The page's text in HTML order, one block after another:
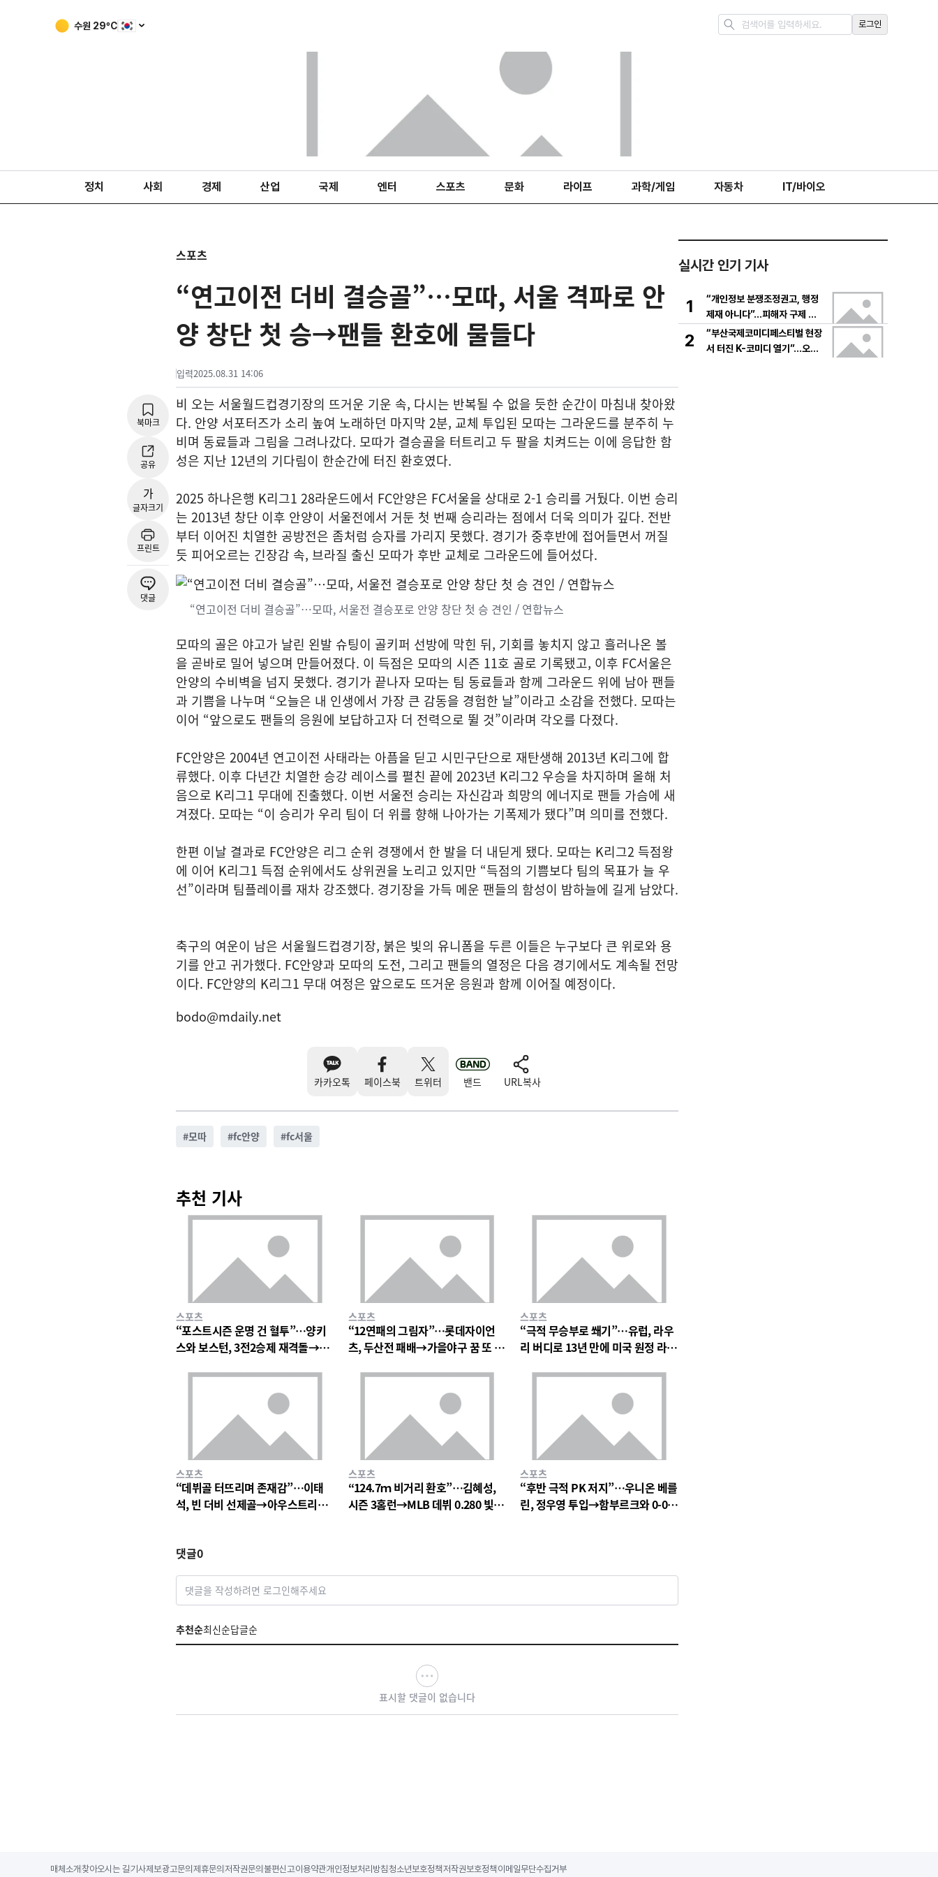
수원 29ºC 로그인
정치 사회 경제 산업 국제 엔터 스포츠 문화 라이프 과학/게임 자동차 IT/바이오
스포츠
“연고이전 더비 결승골”…모따, 서울 격파로 안
양 창단 첫 승→팬들 환호에 물들다
입력2025.08.31 14:06
북마크
공유
가
글자크기
프린트
댓글
비 오는 서울월드컵경기장의 뜨거운 기운 속, 다시는 반복될 수 없을 듯한 순간이 마침내 찾아왔
다. 안양 서포터즈가 소리 높여 노래하던 마지막 2분, 교체 투입된 모따는 그라운드를 분주히 누
비며 동료들과 그림을 그려나갔다. 모따가 결승골을 터트리고 두 팔을 치켜드는 이에 응답한 함
성은 지난 12년의 기다림이 한순간에 터진 환호였다.
2025 하나은행 K리그1 28라운드에서 FC안양은 FC서울을 상대로 2-1 승리를 거뒀다. 이번 승리
는 2013년 창단 이후 안양이 서울전에서 거둔 첫 번째 승리라는 점에서 더욱 의미가 깊다. 전반
부터 이어진 치열한 공방전은 좀처럼 승자를 가리지 못했다. 경기가 중후반에 접어들면서 꺼질
듯 피어오르는 긴장감 속, 브라질 출신 모따가 후반 교체로 그라운드에 들어섰다.
“연고이전 더비 결승골”…모따, 서울전 결승포로 안양 창단 첫 승 견인 / 연합뉴스
모따의 골은 야고가 날린 왼발 슈팅이 골키퍼 선방에 막힌 뒤, 기회를 놓치지 않고 흘러나온 볼
을 곧바로 밀어 넣으며 만들어졌다. 이 득점은 모따의 시즌 11호 골로 기록됐고, 이후 FC서울은
안양의 수비벽을 넘지 못했다. 경기가 끝나자 모따는 팀 동료들과 함께 그라운드 위에 남아 팬들
과 기쁨을 나누며 “오늘은 내 인생에서 가장 큰 감동을 경험한 날”이라고 소감을 전했다. 모따는
이어 “앞으로도 팬들의 응원에 보답하고자 더 전력으로 뛸 것”이라며 각오를 다졌다.
FC안양은 2004년 연고이전 사태라는 아픔을 딛고 시민구단으로 재탄생해 2013년 K리그에 합
류했다. 이후 다년간 치열한 승강 레이스를 펼친 끝에 2023년 K리그2 우승을 차지하며 올해 처
음으로 K리그1 무대에 진출했다. 이번 서울전 승리는 자신감과 희망의 에너지로 팬들 가슴에 새
겨졌다. 모따는 “이 승리가 우리 팀이 더 위를 향해 나아가는 기폭제가 됐다”며 의미를 전했다.
한편 이날 결과로 FC안양은 리그 순위 경쟁에서 한 발을 더 내딛게 됐다. 모따는 K리그2 득점왕
에 이어 K리그1 득점 순위에서도 상위권을 노리고 있지만 “득점의 기쁨보다 팀의 목표가 늘 우
선”이라며 팀플레이를 재차 강조했다. 경기장을 가득 메운 팬들의 함성이 밤하늘에 길게 남았다.
축구의 여운이 남은 서울월드컵경기장, 붉은 빛의 유니폼을 두른 이들은 누구보다 큰 위로와 용
기를 안고 귀가했다. FC안양과 모따의 도전, 그리고 팬들의 열정은 다음 경기에서도 계속될 전망
이다. FC안양의 K리그1 무대 여정은 앞으로도 뜨거운 응원과 함께 이어질 예정이다.
bodo@mdaily.net
카카오톡 페이스북 트위터 밴드 URL복사
#모따 #fc안양 #fc서울
추천 기사
스포츠
“포스트시즌 운명 건 혈투”…양키
스와 보스턴, 3전2승제 재격돌→팬
스포츠
“12연패의 그림자”…롯데자이언
츠, 두산전 패배→가을야구 꿈 또 멀
스포츠
“극적 무승부로 쐐기”…유럽, 라우
리 버디로 13년 만에 미국 원정 라이
스포츠
“데뷔골 터뜨리며 존재감”…이태
석, 빈 더비 선제골→아우스트리아
스포츠
“124.7ｍ 비거리 환호”…김혜성,
시즌 3홈런→MLB 데뷔 0.280 빛났
스포츠
“후반 극적 PK 저지”…우니온 베를
린, 정우영 투입→함부르크와 0-0
댓글0
댓글을 작성하려면 로그인해주세요
추천순최신순답글순
표시할 댓글이 없습니다
실시간 인기 기사
1
“개인정보 분쟁조정권고, 행정
제재 아니다”…피해자 구제 방
식에 초점
2
“부산국제코미디페스티벌 현장
서 터진 K-코미디 열기”…오세
매체소개 찾아오시는 길기사제보광고문의 제휴문의 저작권문의 불편신고이용약관개인정보처리방침 청소년보호정책저작권보호정책 이메일무단수집거부